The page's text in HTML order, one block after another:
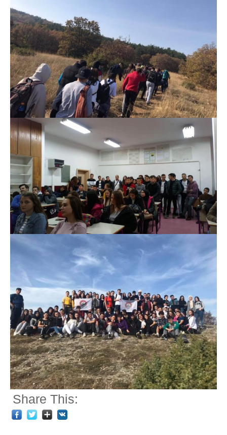
Share This: